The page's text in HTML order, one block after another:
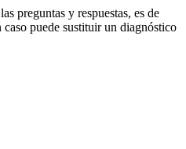
preguntas y respuestas, es de
puede sustituir un diagnóstico